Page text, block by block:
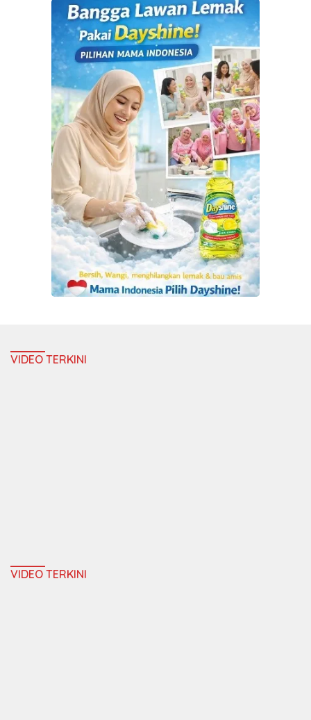
VIDEO TERKINI
VIDEO TERKINI